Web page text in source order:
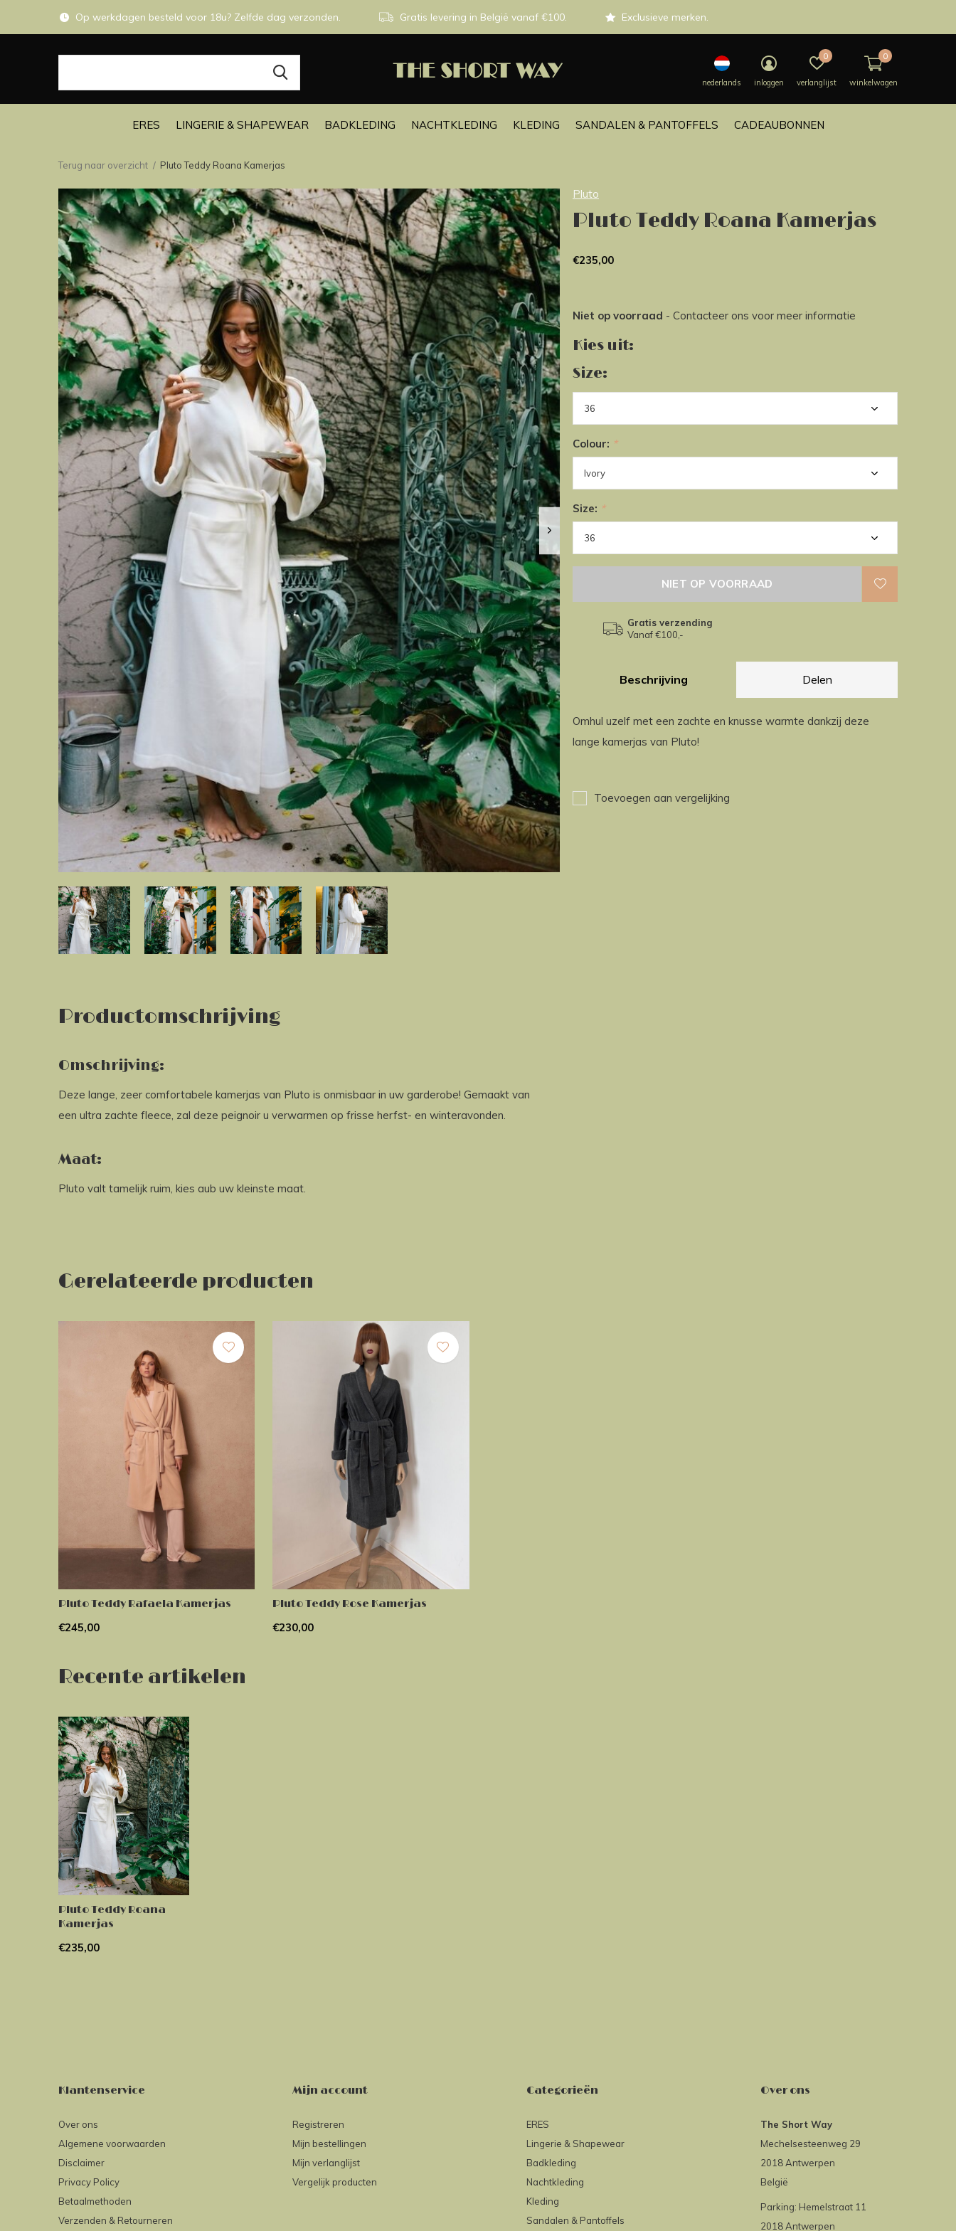
ERES LINGERIE & SHAPEWEAR BADKLEDING NACHTKLEDING KLEDING SANDALEN & PANTOFFELS CADEAUBONNEN
nederlands inloggen verlanglijst
0
winkelwagen
0
Op werkdagen besteld voor 18u? Zelfde dag verzonden. Gratis levering in België vanaf €100. Exclusieve merken.
Terug naar overzicht Pluto Teddy Roana Kamerjas
Pluto
Pluto Teddy Roana Kamerjas
€235,00
Niet op voorraad - Contacteer ons voor meer informatie
Kies uit:
Size:
Colour: *
Size: *
NIET OP VOORRAAD
Gratis verzending
Vanaf €100,-
Beschrijving Delen
Omhul uzelf met een zachte en knusse warmte dankzij deze
lange kamerjas van Pluto!
Toevoegen aan vergelijking
Productomschrijving
Omschrijving:
Deze lange, zeer comfortabele kamerjas van Pluto is onmisbaar in uw garderobe! Gemaakt van
een ultra zachte fleece, zal deze peignoir u verwarmen op frisse herfst- en winteravonden.
Maat:
Pluto valt tamelijk ruim, kies aub uw kleinste maat.
Gerelateerde producten
Pluto Teddy Rafaela Kamerjas
€245,00
Pluto Teddy Rose Kamerjas
€230,00
Recente artikelen
Pluto Teddy Roana
Kamerjas
€235,00
Klantenservice
Over ons
Algemene voorwaarden
Disclaimer
Privacy Policy
Betaalmethoden
Verzenden & Retourneren
Mijn account
Registreren
Mijn bestellingen
Mijn verlanglijst
Vergelijk producten
Categorieën
ERES
Lingerie & Shapewear
Badkleding
Nachtkleding
Kleding
Sandalen & Pantoffels
Over ons
The Short Way
Mechelsesteenweg 29
2018 Antwerpen
België
Parking: Hemelstraat 11
2018 Antwerpen